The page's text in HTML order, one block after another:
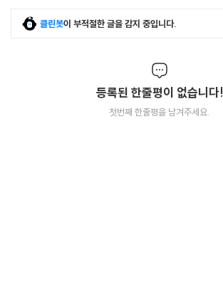
클린봇이 부적절한 글을 감지 중입니다.
등록된 한줄평이 없습니다!
첫번째 한줄평을 남겨주세요.